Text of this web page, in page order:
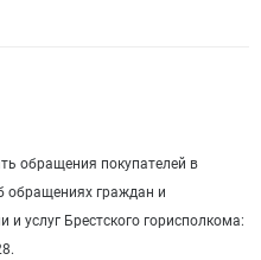
обращения покупателей в
обращениях граждан и
и услуг Брестского горисполкома: